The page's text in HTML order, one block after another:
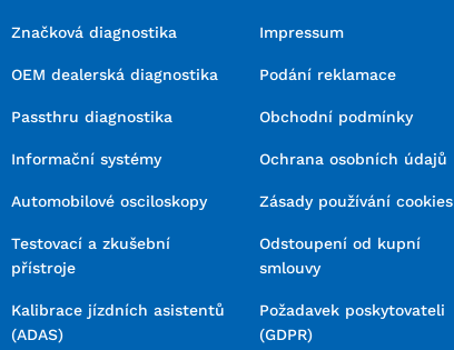
Značková diagnostika
OEM dealerská diagnostika
Passthru diagnostika
Informační systémy
Automobilové osciloskopy
Testovací a zkušební
přístroje
Kalibrace jízdních asistentů
(ADAS)
Impressum
Podání reklamace
Obchodní podmínky
Ochrana osobních údajů
Zásady používání cookies
Odstoupení od kupní
smlouvy
Požadavek poskytovateli
(GDPR)